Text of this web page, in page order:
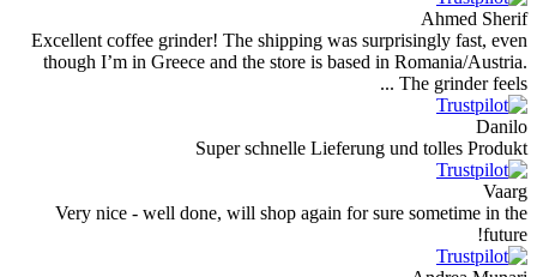
Excellent coffee grinder! The shipping was
though I’m in Greece and the store is based in
Super schnelle Lieferung
Very nice - well done, will shop again for sure